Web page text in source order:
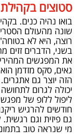
סטוצים
בואו נהיה כנים.
שונה מהעולם
רוצה, היא לא
בשני, הדברים זזים
את המפגשים
גאים, סקס מזדמן
הזה יוצר גם
יכולה לגרום
ליפול ללופ של
חודשים להרגיש
גם פיזית וגם
מי שנראה טוב